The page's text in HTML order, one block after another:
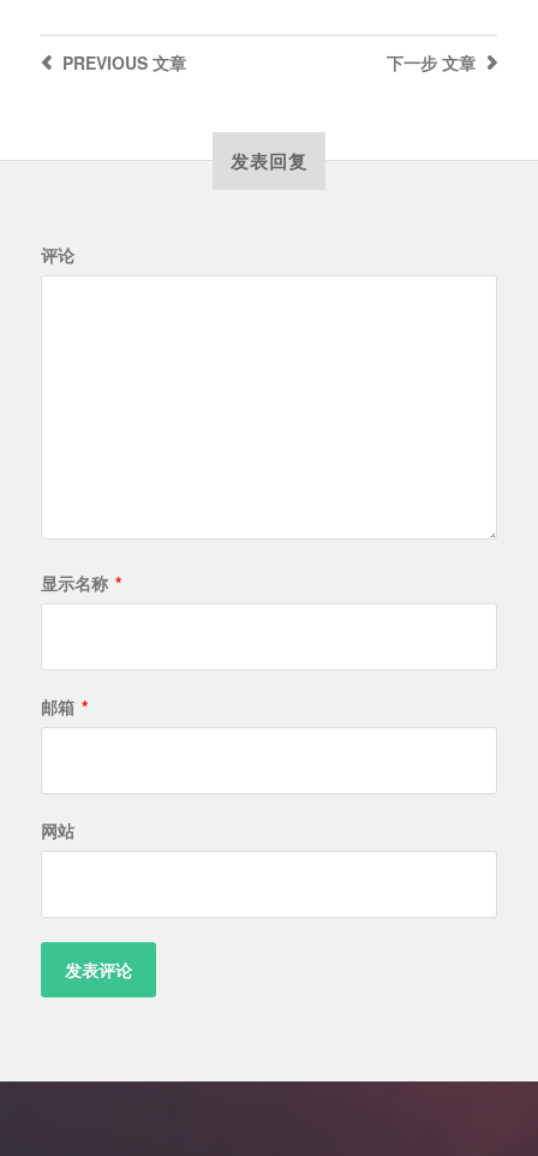
下一步 文章
PREVIOUS文章
发表回复
评论
显示名称 *
邮箱 *
网站